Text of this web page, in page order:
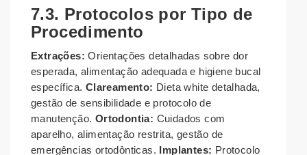
7.3. Protocolos por Tipo de
Procedimento
Extrações: Orientações detalhadas sobre dor
esperada, alimentação adequada e higiene bucal
específica. Clareamento: Dieta white detalhada,
gestão de sensibilidade e protocolo de
manutenção. Ortodontia: Cuidados com
aparelho, alimentação restrita, gestão de
emergências ortodônticas. Implantes: Protocolo